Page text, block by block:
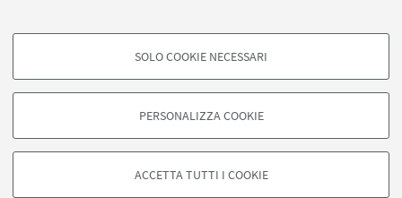
COOKIE DI PROFILAZIONE - FACOLTATIVI
degli utenti, creare profili in base al loro comportamento sul sito, per analisi
di marketing.
SOLO COOKIE NECESSARI
PERSONALIZZA COOKIE
ACCETTA TUTTI I COOKIE
©Copyright 2026 - ALMA MATER STUDIORUM - Università di
Bologna - Via Zamboni, 33 - 40126 Bologna - PI: 01131710376 - CF:
80007010376
Privacy
Note legali
Informazioni sul sito e accessibilità
Impostazioni Cookie